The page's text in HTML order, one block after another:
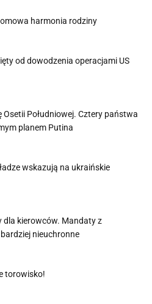
harmonia rodziny
od dowodzenia operacjami US
Południowej. Cztery państwa
planem Putina
wskazują na ukraińskie
dla kierowców. Mandaty z
nieuchronne
torowisko!